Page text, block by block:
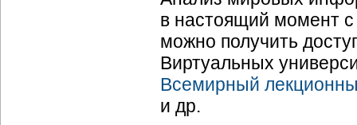
в настоящий момент
можно получить
Виртуальных
Всемирный
и др.